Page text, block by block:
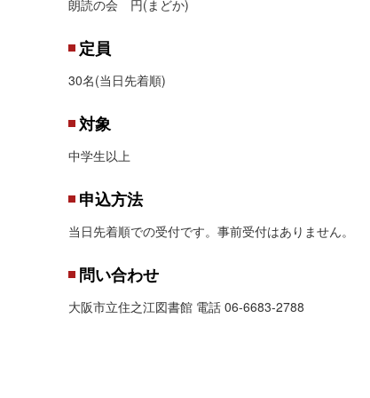
朗読の会 円(まどか)
定員
30名(当日先着順)
対象
中学生以上
申込方法
当日先着順での受付です。事前受付はありません。
問い合わせ
大阪市立住之江図書館 電話 06-6683-2788